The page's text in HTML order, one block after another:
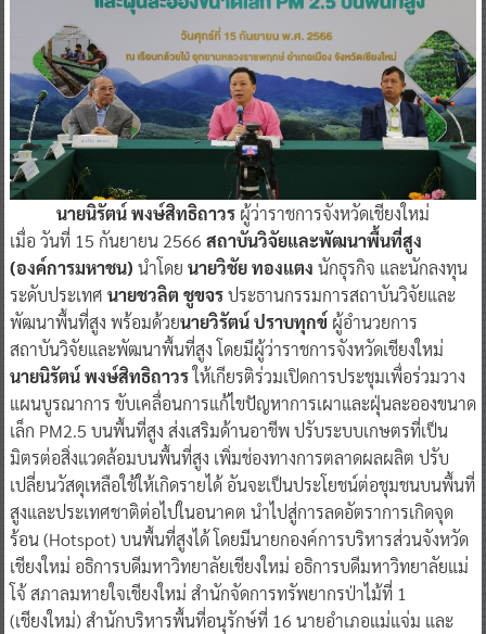
นายนิรัตน์ พงษ์สิทธิถาวร ผู้ว่าราชการจังหวัดเชียงใหม่
เมื่อ วันที่ 15 กันยายน 2566 สถาบันวิจัยและพัฒนาพื้นที่สูง
(องค์การมหาชน) นำโดย นายวิชัย ทองแตง นักธุรกิจ และนักลงทุน
ระดับประเทศ นายชวลิต ชูขจรประธานกรรมการสถาบันวิจัยและ
พัฒนาพื้นที่สูง พร้อมด้วยนายวิรัตน์ ปราบทุกข์ ผู้อำนวยการ
สถาบันวิจัยและพัฒนาพื้นที่สูง โดยมีผู้ว่าราชการจังหวัดเชียงใหม่
นายนิรัตน์ พงษ์สิทธิถาวรให้เกียรติร่วมเปิดการประชุมเพื่อร่วมวาง
แผนบูรณาการ ขับเคลื่อนการแก้ไขปัญหาการเผาและฝุ่นละอองขนาด
เล็ก PM2.5 บนพื้นที่สูง ส่งเสริมด้านอาชีพ ปรับระบบเกษตรที่เป็น
มิตรต่อสิ่งแวดล้อมบนพื้นที่สูง เพิ่มช่องทางการตลาดผลผลิต ปรับ
เปลี่ยนวัสดุเหลือใช้ให้เกิดรายได้ อันจะเป็นประโยชน์ต่อชุมชนบนพื้นที่
สูงและประเทศชาติต่อไปในอนาคต นำไปสู่การลดอัตราการเกิดจุด
ร้อน (Hotspot) บนพื้นที่สูงได้ โดยมีนายกองค์การบริหารส่วนจังหวัด
เชียงใหม่ อธิการบดีมหาวิทยาลัยเชียงใหม่ อธิการบดีมหาวิทยาลัยแม่
โจ้ สภาลมหายใจเชียงใหม่ สำนักจัดการทรัพยากรป่าไม้ที่ 1
(เชียงใหม่) สำนักบริหารพื้นที่อนุรักษ์ที่ 16 นายอำเภอแม่แจ่ม และ